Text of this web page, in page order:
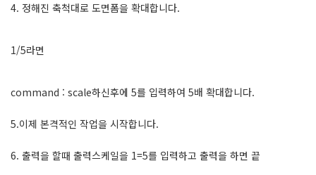
4. 정해진 축척대로 도면폼을 확대합니다.
1/5라면
command : scale하신후에 5를 입력하여 5배 확대합니다.
5.이제 본격적인 작업을 시작합니다.
6. 출력을 할때 출력스케일을 1=5를 입력하고 출력을 하면 끝